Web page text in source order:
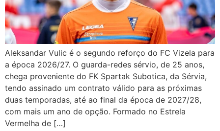
Aleksandar Vulic é o segundo reforço do FC Vizela para
a época 2026/27. O guarda-redes sérvio, de 25 anos,
chega proveniente do FK Spartak Subotica, da Sérvia,
tendo assinado um contrato válido para as próximas
duas temporadas, até ao final da época de 2027/28,
com mais um ano de opção. Formado no Estrela
Vermelha de […]